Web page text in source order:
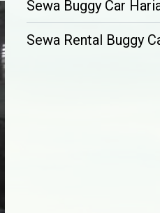
Sewa Buggy Car
Sewa Rental Buggy